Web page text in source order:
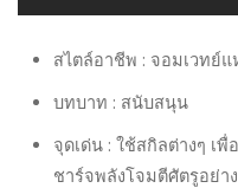
สไตล์อาชีพ : จอมเวทย์แ
บทบาท : สนับสนุน
จุดเด่น : ใช้สกิลต่างๆ เ
ชาร์จพลังโจมตีศัตรูอย่า